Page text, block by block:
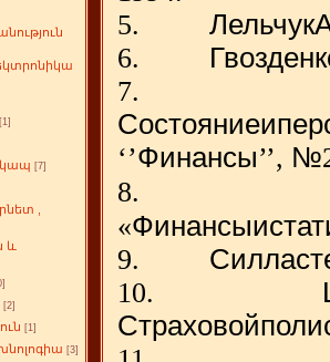
[1]
[7]
,
և
[2]
[1]
[3]
5.
Лельчук
6.
7.
Состояниеи
‘’Финансы’’, №
8.
«Финансыи
9.
10.
Страховой